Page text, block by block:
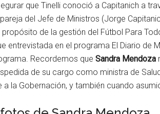
que Tinelli conoció a Capitanich a
del Jefe de Ministros (Jorge
de la gestión del Fútbol Para
entrevistada en el programa El Diario de
Recordemos que Sandra Mendoza
de su cargo como ministra de
a la Gobernación, y también cuando